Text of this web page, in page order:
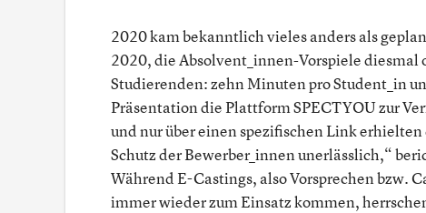
2020 kam bekanntlich vieles anders als
2020, die Absolvent_innen-Vorspiele
Studierenden: zehn Minuten pro Student_in
Präsentation die Plattform SPECTYOU zur
und nur über einen spezifischen Link
Schutz der Bewerber_innen unerlässlich,“
Während E-Castings, also Vorsprechen bzw.
immer wieder zum Einsatz kommen,